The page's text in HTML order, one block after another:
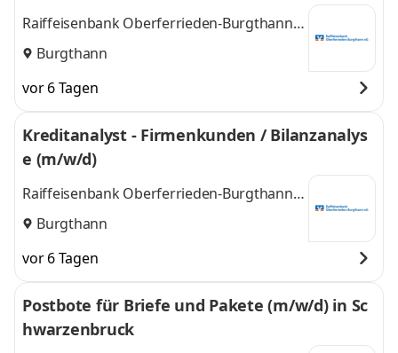
Raiffeisenbank Oberferrieden-Burgthann
eGBurgthann
vor 6 Tagen
Kreditanalyst - Firmenkunden / Bilanzanalys
e (m/w/d)
Raiffeisenbank Oberferrieden-Burgthann
eGBurgthann
vor 6 Tagen
Postbote für Briefe und Pakete (m/w/d) in Sc
hwarzenbruck